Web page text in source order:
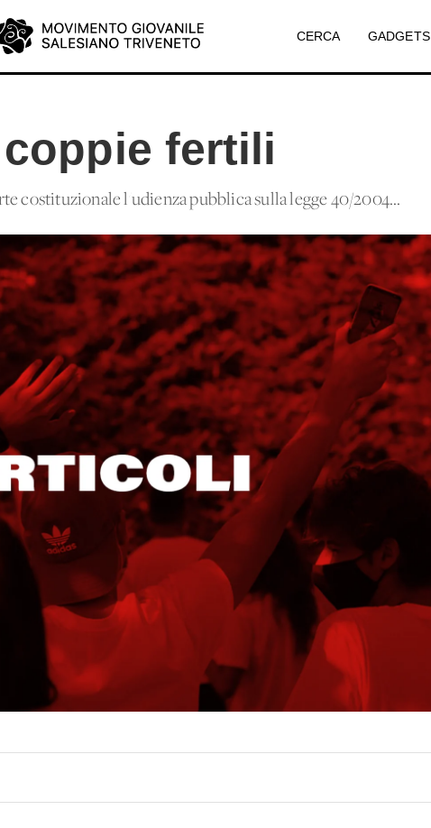
CERCA GADGETS
fertili
costituzionale l'udienza pubblica sulla legge 40/2004...